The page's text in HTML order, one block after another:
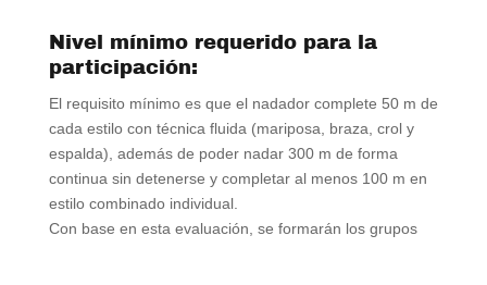
Nivel mínimo requerido para la
participación:
El requisito mínimo es que el nadador complete 50 m de
cada estilo con técnica fluida (mariposa, braza, crol y
espalda), además de poder nadar 300 m de forma
continua sin detenerse y completar al menos 100 m en
estilo combinado individual.
Con base en esta evaluación, se formarán los grupos